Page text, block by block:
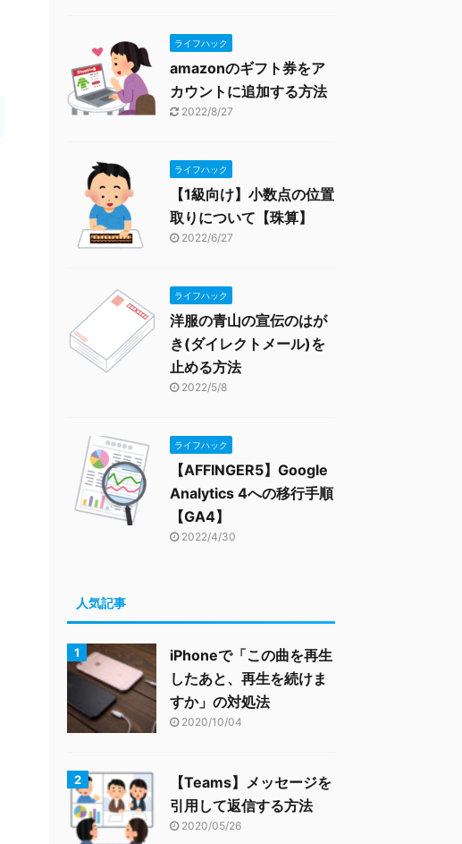
ライフハック
amazonのギフト券をア
カウントに追加する方法
2022/8/27
ライフハック
【1級向け】小数点の位置
取りについて【珠算】
2022/6/27
ライフハック
洋服の青山の宣伝のはが
き(ダイレクトメール)を
止める方法
2022/5/8
ライフハック
【AFFINGER5】Google
Analytics 4への移行手順
【GA4】
2022/4/30
人気記事
iPhoneで「この曲を再生
したあと、再生を続けま
すか」の対処法
2020/10/04
【Teams】メッセージを
引用して返信する方法
2020/05/26